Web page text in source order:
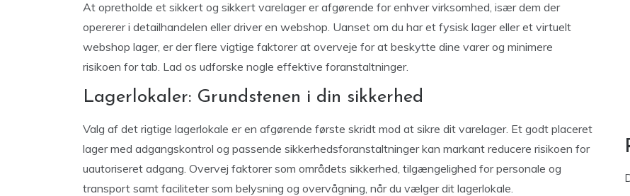
At opretholde et sikkert og sikkert varelager er afgørende for enhver virksomhed, især dem der
opererer i detailhandelen eller driver en webshop. Uanset om du har et fysisk lager eller et virtuelt
webshop lager, er der flere vigtige faktorer at overveje for at beskytte dine varer og minimere
risikoen for tab. Lad os udforske nogle effektive foranstaltninger.
Lagerlokaler: Grundstenen i din sikkerhed
Valg af det rigtige lagerlokale er en afgørende første skridt mod at sikre dit varelager. Et godt placeret
lager med adgangskontrol og passende sikkerhedsforanstaltninger kan markant reducere risikoen for
uautoriseret adgang. Overvej faktorer som områdets sikkerhed, tilgængelighed for personale og
transport samt faciliteter som belysning og overvågning, når du vælger dit lagerlokale.